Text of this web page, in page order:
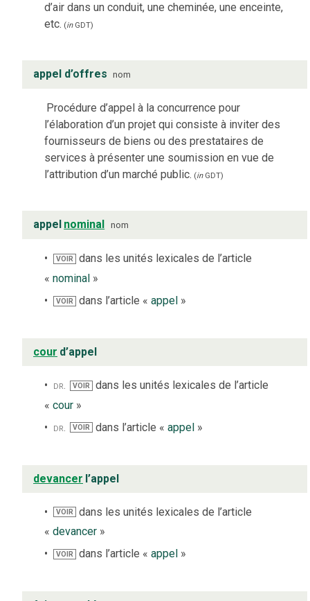
d’air dans un conduit, une cheminée, une enceinte,
etc. (inGDT)
appel d’offres nom
Procédure d’appel à la concurrence pour
l’élaboration d’un projet qui consiste à inviter des
fournisseurs de biens ou des prestataires de
services à présenter une soumission en vue de
l’attribution d’un marché public. (inGDT)
appel nominal nom
VOIR
dans les unités lexicales de l’article
« nominal »
VOIR dans l’article «appel »
cour d’appel
dr. VOIR dans les unités lexicales de l’article
« cour »
dr.
VOIR dans l’article « appel»
devancer l’appel
VOIR
dans les unités lexicales de l’article
« devancer »
VOIR dans l’article «appel »